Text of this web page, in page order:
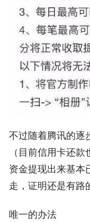
不过随着腾讯的逐
（目前信用卡还
资金提现出来基本
走，证明还是有路
唯一的办法